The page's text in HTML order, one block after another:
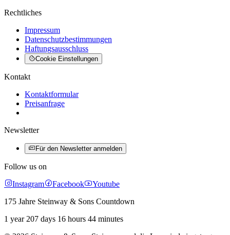
Rechtliches
Impressum
Datenschutzbestimmungen
Haftungsausschluss
Cookie Einstellungen
Kontakt
Kontaktformular
Preisanfrage
Newsletter
Für den Newsletter anmelden
Follow us on
Instagram
Facebook
Youtube
175 Jahre Steinway & Sons Countdown
1 year 207 days 16 hours 44 minutes